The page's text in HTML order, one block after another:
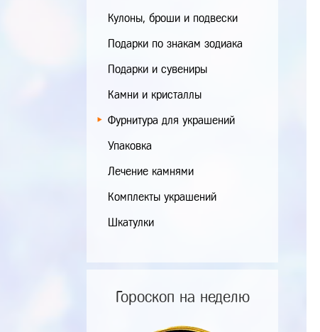
Кулоны, броши и подвески
Подарки по знакам зодиака
Подарки и сувениры
Камни и кристаллы
Фурнитура для украшений
Упаковка
Лечение камнями
Комплекты украшений
Шкатулки
Гороскоп на неделю